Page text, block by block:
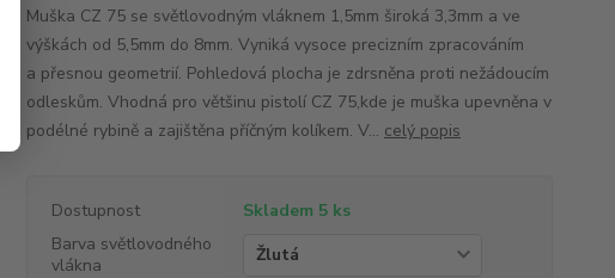
Muška CZ 75 se světlovodným vláknem 1,5mm široká 3,3mm a ve
výškách od 5,5mm do 8mm. Vyniká vysoce precizním zpracováním
a přesnou geometrií. Pohledová plocha je zdrsněna proti nežádoucím
odleskům. Vhodná pro většinu pistolí CZ 75,kde je muška upevněna v
podélné rybině a zajištěna příčným kolíkem. V... celý popis
Dostupnost
Skladem 5 ks
Barva světlovodného
vlákna